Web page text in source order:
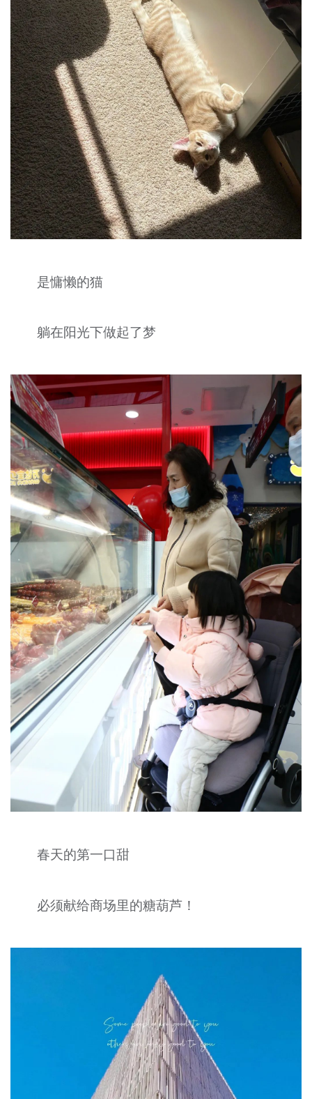
是慵懒的猫
躺在阳光下做起了梦
春天的第一口甜
必须献给商场里的糖葫芦！